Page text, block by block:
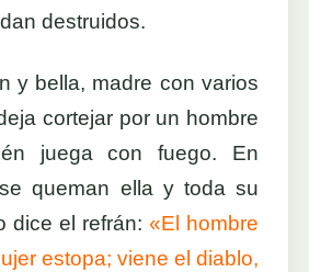
destruidos.
y bella, madre con varios
cortejar por un hombre
juega con fuego. En
queman ella y toda su
dice el refrán:«El hombre
estopa; viene el diablo,